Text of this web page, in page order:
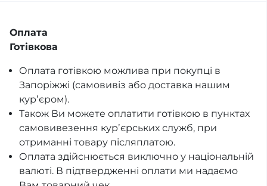
Оплата
Готівкова
Оплата готівкою можлива при покупці в
Запоріжжі (самовивіз або доставка нашим
курʼєром).
Також Ви можете оплатити готівкою в пунктах
самовивезення курʼєрських служб, при
отриманні товару післяплатою.
Оплата здійснюється виключно у національній
валюті. В підтвердженні оплати ми надаємо